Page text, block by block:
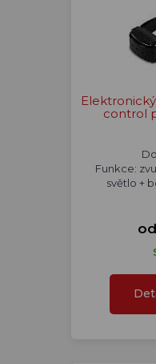
control
Funkce:
světlo +